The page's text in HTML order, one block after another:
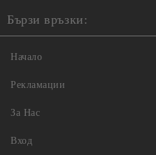
Бързи връзки:
Начало
Рекламации
За Нас
Вход